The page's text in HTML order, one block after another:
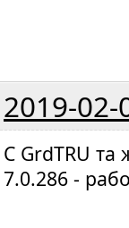
2019-02-
С GrdTRU
7.0.286 -